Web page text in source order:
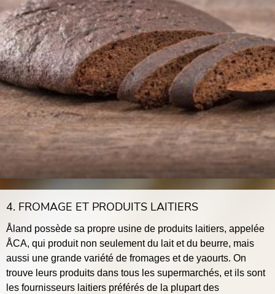
4. FROMAGE ET PRODUITS LAITIERS
Åland possède sa propre usine de produits laitiers, appelée
ÅCA, qui produit non seulement du lait et du beurre, mais
aussi une grande variété de fromages et de yaourts. On
trouve leurs produits dans tous les supermarchés, et ils sont
les fournisseurs laitiers préférés de la plupart des